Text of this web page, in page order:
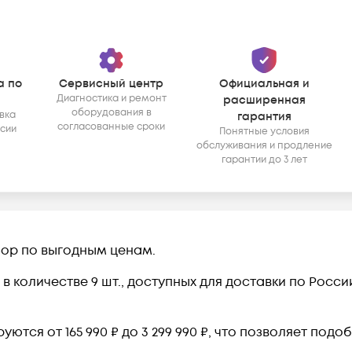
по
Сервисный центр
Диагностика и ремонт
оборудования в
согласованные сроки
Официальная и
расширенная
гарантия
Понятные условия
обслуживания и продление
гарантии до 3 лет
по выгодным ценам.
количестве 9 шт., доступных для доставки по
от 165 990 ₽ до 3 299 990 ₽, что позволяет